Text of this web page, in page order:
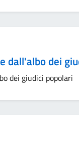
dall'albo dei
dei giudici popolari